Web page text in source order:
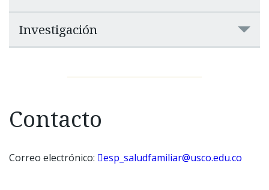
Investigación
Contacto
Correo electrónico: esp_saludfamiliar@usco.edu.co